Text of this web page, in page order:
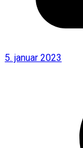
5. januar 2023